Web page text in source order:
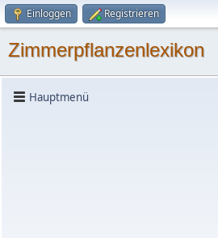
Einloggen Registrieren
Zimmerpflanzenlexikon
Hauptmenü